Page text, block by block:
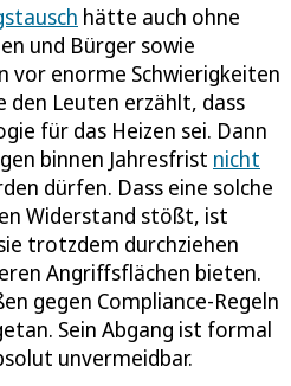
hätte auch ohne
und Bürger sowie
vor enorme Schwierigkeiten
den Leuten erzählt, dass
für das Heizen sei. Dann
binnen Jahresfrist nicht
dürfen. Dass eine solche
Widerstand stößt, ist
trotzdem durchziehen
Angriffsflächen bieten.
gegen Compliance-Regeln
Sein Abgang ist formal
unvermeidbar.